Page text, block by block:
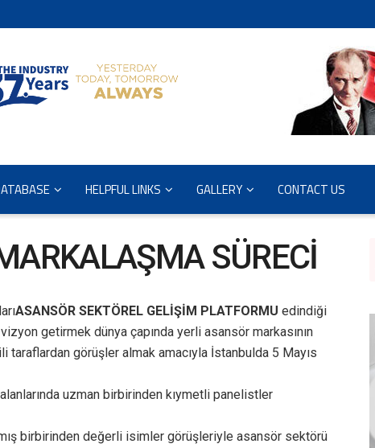
HELPFUL LINKS GALLERY CONTACT US
SÜRECİ
ASANSÖR SEKTÖREL GELİŞİM PLATFORMU edindiği
getirmek dünya çapında yerli asansör markasının
görüşler almak amacıyla İstanbulda 5 Mayıs
uzman birbirinden kıymetli panelistler
birbirinden değerli isimler görüşleriyle asansör sektörü